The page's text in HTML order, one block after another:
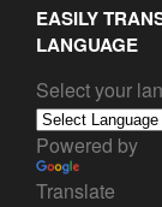
EASILY
LANGUAGE
Select your
Powered by
Translate